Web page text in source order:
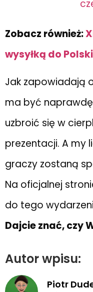
Zobacz również:
wysyłką do
Jak zapowiadają
ma być
uzbroić się w
prezentacji. A my
graczy zostaną
Na oficjalnej
do tego
Dajcie znać, czy
Autor wpisu:
Piotr